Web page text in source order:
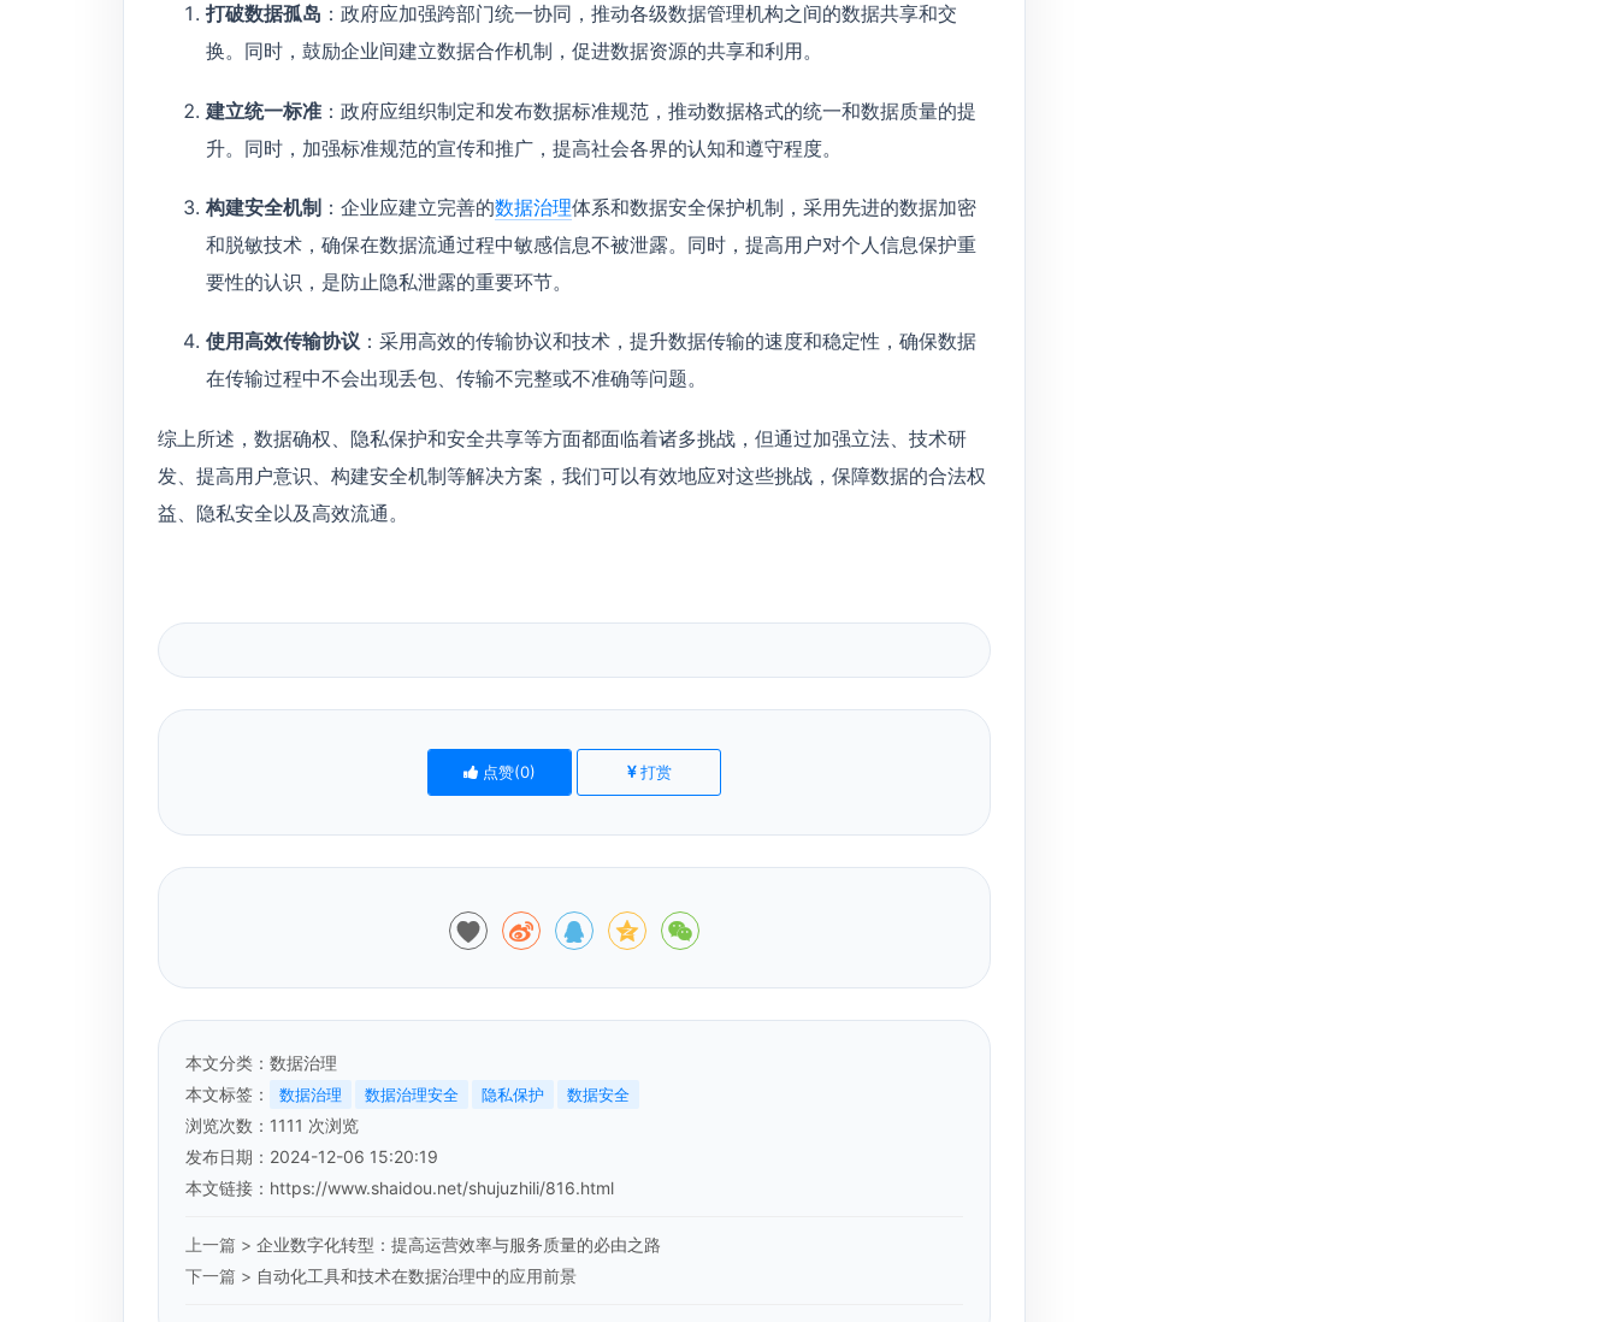
打破数据孤岛 ：政府应加强跨部门统一协同，推动各级数据管理机构之间的数据共享和交
换。同时，鼓励企业间建立数据合作机制，促进数据资源的共享和利用。
建立统一标准 ：政府应组织制定和发布数据标准规范，推动数据格式的统一和数据质量的提
升。同时，加强标准规范的宣传和推广，提高社会各界的认知和遵守程度。
构建安全机制 ：企业应建立完善的数据治理体系和数据安全保护机制，采用先进的数据加密
和脱敏技术，确保在数据流通过程中敏感信息不被泄露。同时，提高用户对个人信息保护重
要性的认识，是防止隐私泄露的重要环节。
使用高效传输协议 ：采用高效的传输协议和技术，提升数据传输的速度和稳定性，确保数据
在传输过程中不会出现丢包、传输不完整或不准确等问题。
综上所述，数据确权、隐私保护和安全共享等方面都面临着诸多挑战，但通过加强立法、技术研
发、提高用户意识、构建安全机制等解决方案，我们可以有效地应对这些挑战，保障数据的合法权
益、隐私安全以及高效流通。
点赞(0) 打赏
本文分类： 数据治理
本文标签：
数据治理 数据治理安全 隐私保护 数据安全
浏览次数： 1111 次浏览
发布日期：2024-12-06 15:20:19
本文链接： https://www.shaidou.net/shujuzhili/816.html
上一篇 > 企业数字化转型：提高运营效率与服务质量的必由之路
下一篇 > 自动化工具和技术在数据治理中的应用前景